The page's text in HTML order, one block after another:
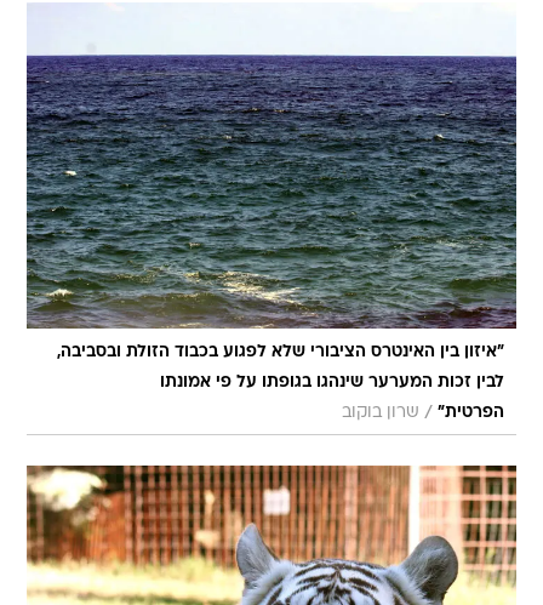
"איזון בין האינטרס הציבורי שלא לפגוע בכבוד הזולת ובסביבה,
לבין זכות המערער שינהגו בגופתו על פי אמונתו
הפרטית" / שרון בוקוב